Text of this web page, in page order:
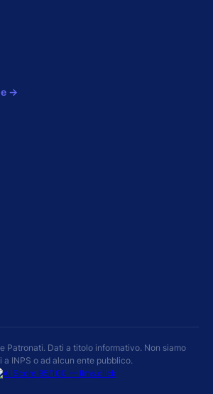
→
Patronati. Dati a titolo informativo. Non siamo
a INPS o ad alcun ente pubblico.